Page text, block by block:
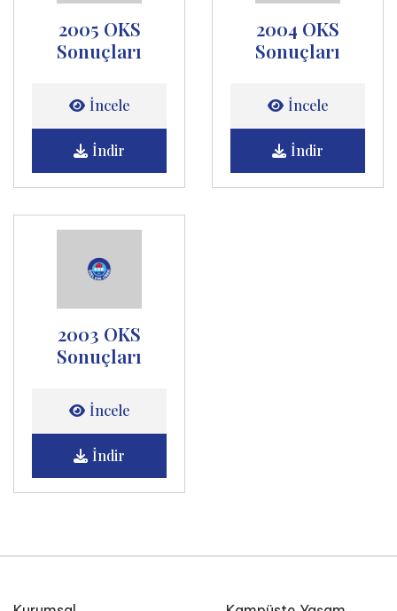
2005 OKS
Sonuçları
İncele
İndir
2004 OKS
Sonuçları
İncele
İndir
2003 OKS
Sonuçları
İncele
İndir